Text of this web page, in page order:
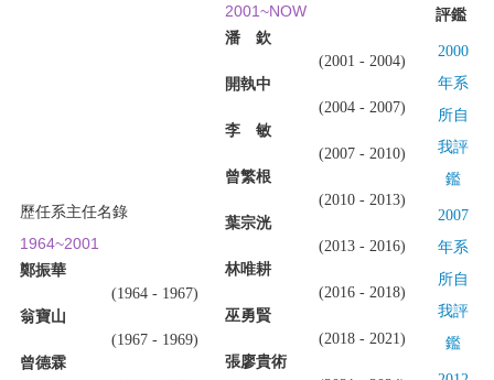
歷任系主任名錄
1964~2001
鄭振華
(1964 - 1967)
翁寶山
(1967 - 1969)
曾德霖
2001~NOW
潘 欽
(2001 - 2004)
開執中
(2004 - 2007)
李 敏
(2007 - 2010)
曾繁根
(2010 - 2013)
葉宗洸
(2013 - 2016)
林唯耕
(2016 - 2018)
巫勇賢
(2018 - 2021)
張廖貴術
評鑑
2000
年系
所自
我評
鑑
2007
年系
所自
我評
鑑